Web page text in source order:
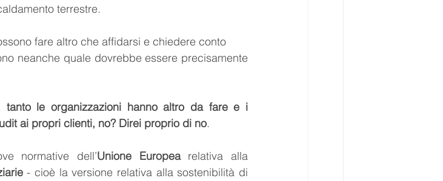
terrestre.
fare altro che affidarsi e chiedere conto
neanche quale dovrebbe essere precisamente
le organizzazioni hanno altro da fare e i
ai propri clienti, no? Direi proprio di no.
normative dell’Unione Europea relativa alla
- cioè la versione relativa alla sostenibilità di